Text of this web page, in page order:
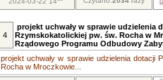
4
projekt uchwały w sprawie udzielenia
Rzymskokatolickiej pw. św. Rocha w
Rządowego Programu Odbudowy
projekt uchwały w sprawie udzielenia dotacji
Rocha w Mroczkowie...